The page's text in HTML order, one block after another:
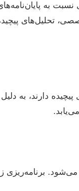
نسبت به
تخصصی، تحلیل‌های
دارند، به
می‌شود.